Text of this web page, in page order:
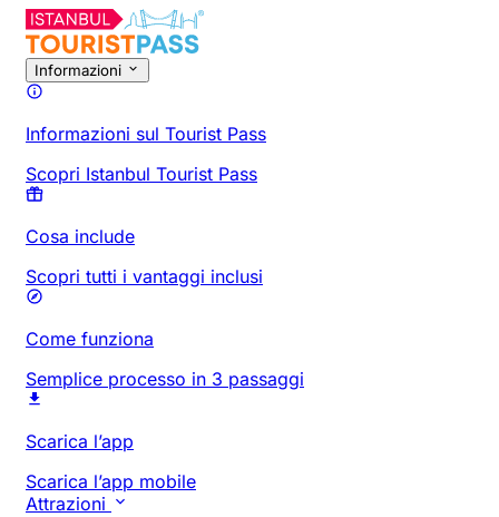
Informazioni
Informazioni sul Tourist Pass
Scopri Istanbul Tourist Pass
Cosa include
Scopri tutti i vantaggi inclusi
Come funziona
Semplice processo in 3 passaggi
Scarica l’app
Scarica l’app mobile
Attrazioni